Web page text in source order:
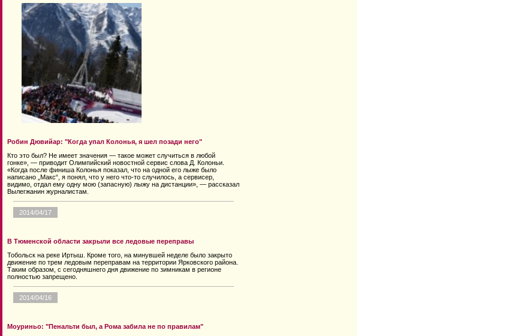
Робин Дювийар: "Когда упал Колонья, я шел позади него"
Кто это был? Не имеет значения — такое может случиться в любой
гонке», — приводит Олимпийский новостной сервис слова Д. Колоньи.
«Когда после финиша Колонья показал, что на одной его лыже было
написано „Макс“, я понял, что у него что-то случилось, а сервисер,
видимо, отдал ему одну мою (запасную) лыжу на дистанции», — рассказал
Вылегжанин журналистам.
2014/04/17
В Тюменской области закрыли все ледовые переправы
Тобольск на реке Иртыш. Кроме того, на минувшей неделе было закрыто
движение по трем ледовым переправам на территории Ярковского района.
Таким образом, с сегодняшнего дня движение по зимникам в регионе
полностью запрещено.
2014/04/16
Моуриньо: "Пенальти был, а Рома забила не по правилам"